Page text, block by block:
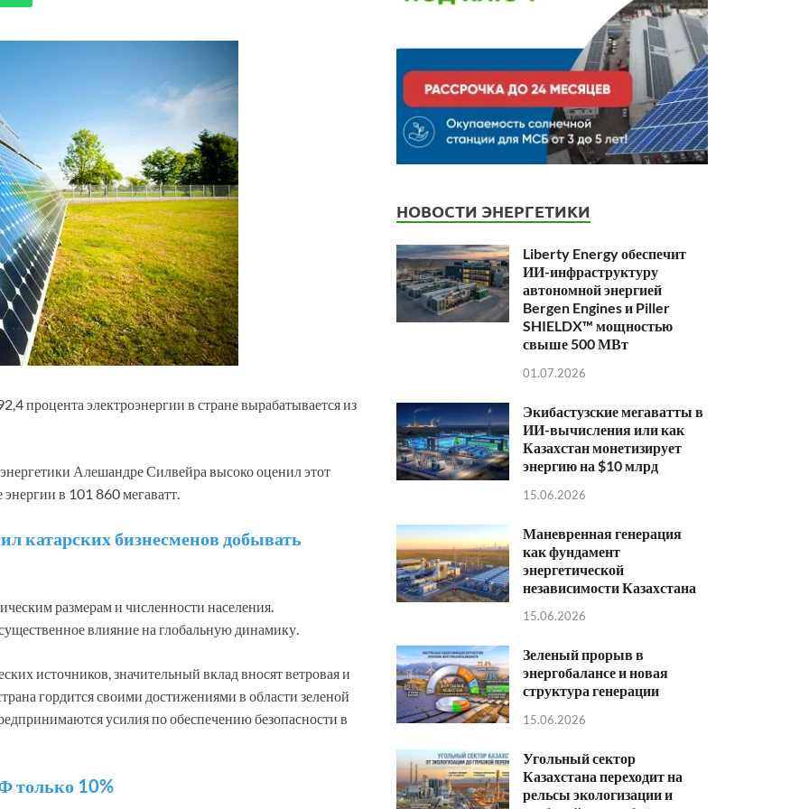
процента электроэнергии в стране вырабатывается из
Алешандре Силвейра высоко оценил этот
энергии в 101 860 мегаватт.
катарских бизнесменов добывать
размерам и численности населения.
влияние на глобальную динамику.
источников, значительный вклад вносят ветровая и
гордится своими достижениями в области зеленой
усилия по обеспечению безопасности в
только 10%
НОВОСТИ ЭНЕРГЕТИКИ
Liberty Energy обеспечит
ИИ-инфраструктуру
автономной энергией
Bergen Engines и Piller
SHIELDX™ мощностью
свыше 500 МВт
01.07.2026
Экибастузские мегаватты в
ИИ-вычисления или как
Казахстан монетизирует
энергию на $10 млрд
15.06.2026
Маневренная генерация
как фундамент
энергетической
независимости Казахстана
15.06.2026
Зеленый прорыв в
энергобалансе и новая
структура генерации
15.06.2026
Угольный сектор
Казахстана переходит на
рельсы экологизации и